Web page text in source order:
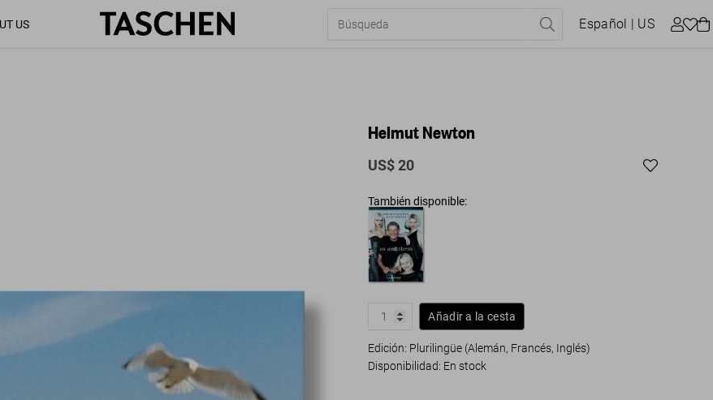
US Español | US
Helmut Newton
US$ 20
También disponible:
Añadir a la cesta
Edición: Plurilingüe (Alemán, Francés, Inglés)
Disponibilidad: En stock